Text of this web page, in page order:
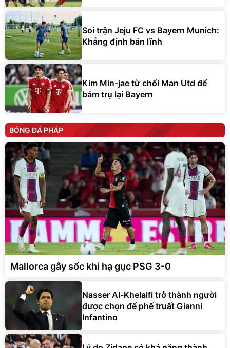
Soi trận Jeju FC vs Bayern Munich:
Khẳng định bản lĩnh
Kim Min-jae từ chối Man Utd để
bám trụ lại Bayern
BÓNG ĐÁ PHÁP
Mallorca gây sốc khi hạ gục PSG 3-0
Nasser Al-Khelaifi trở thành người
được chọn để phế truất Gianni
Infantino